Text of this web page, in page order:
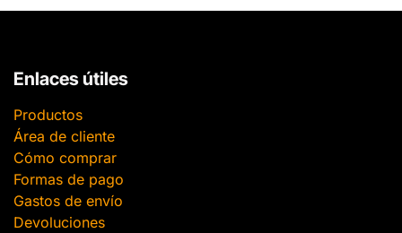
Enlaces útiles
Productos
Área de cliente
Cómo comprar
Formas de pago
Gastos de envío
Devoluciones